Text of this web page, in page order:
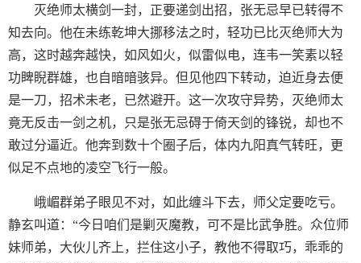
灭绝师太横剑一封，正要递剑出招，张无忌早已转得不
知去向。他在未练乾坤大挪移法之时，轻功已比灭绝师大为
高，这时越奔越快，如风如火，似雷似电，连韦一笑素以轻
功睥睨群雄，也自暗暗骇异。但见他四下转动，迫近身去便
是一刀，招术未老，已然避开。这一次攻守异势，灭绝师太
竟无反击一剑之机，只是张无忌碍于倚天剑的锋锐，却也不
敢过分逼近。他奔到数十个圈子后，体内九阳真气转旺，更
似足不点地的凌空飞行一般。
峨嵋群弟子眼见不对，如此缠斗下去，师父定要吃亏。
静玄叫道：“今日咱们是剿灭魔教，可不是比武争胜。众位师
妹师弟，大伙儿齐上，拦住这小子，教他不得取巧，乖乖的